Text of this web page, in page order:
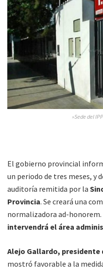
»Sede del
El gobierno provincial
un periodo de tres meses, y
auditoría remitida por la
Provincia. Se creará una
normalizadora ad-honorem.
intervendrá el área
Alejo Gallardo,
mostró favorable a la